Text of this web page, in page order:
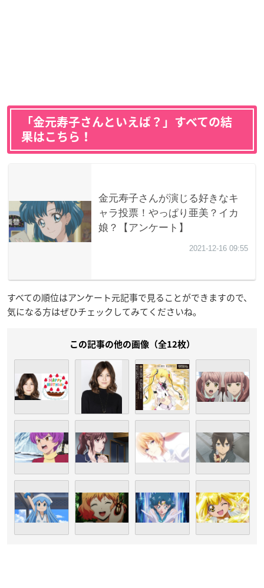
「金元寿子さんといえば？」すべての結
果はこちら！
すべての順位はアンケート元記事で見ることができますので、
気になる方はぜひチェックしてみてくださいね。
この記事の他の画像（全12枚）